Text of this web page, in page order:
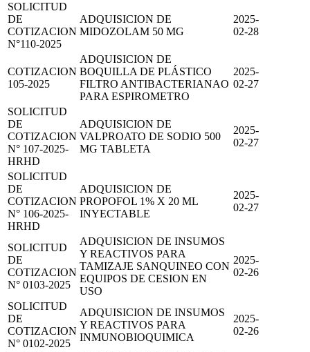
SOLICITUD
DE
COTIZACION
N°110-2025
ADQUISICION DE
MIDOZOLAM 50 MG
2025-
02-28
COTIZACION
105-2025
ADQUISICION DE
BOQUILLA DE PLÁSTICO
FILTRO ANTIBACTERIANAO
PARA ESPIROMETRO
2025-
02-27
SOLICITUD
DE
COTIZACION
N° 107-2025-
HRHD
ADQUISICION DE
VALPROATO DE SODIO 500
MG TABLETA
2025-
02-27
SOLICITUD
DE
COTIZACION
N° 106-2025-
HRHD
ADQUISICION DE
PROPOFOL 1% X 20 ML
INYECTABLE
2025-
02-27
SOLICITUD
DE
COTIZACION
N° 0103-2025
ADQUISICION DE INSUMOS
Y REACTIVOS PARA
TAMIZAJE SANQUINEO CON
EQUIPOS DE CESION EN
USO
2025-
02-26
SOLICITUD
DE
COTIZACION
N° 0102-2025
ADQUISICION DE INSUMOS
Y REACTIVOS PARA
INMUNOBIOQUIMICA
2025-
02-26